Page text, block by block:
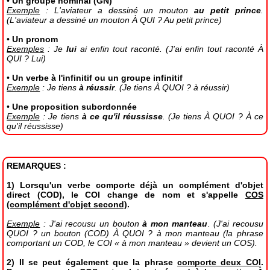
Exemple : L'aviateur a dessiné un moutonau petit prince.
(L'aviateur a dessiné un mouton À QUI ? Au petit prince)
•Un pronom
Exemples : Jelui ai enfin tout raconté. (J'ai enfin tout raconté À
QUI ? Lui)
•Un verbe à l'infinitif ou un groupe infinitif
Exemple : Je tiensà réussir. (Je tiens À QUOI ? à réussir)
•Une proposition subordonnée
Exemple : Je tiens à ce qu'il réussisse . (Je tiens À QUOI ? À ce
qu'il réussisse)
REMARQUES :
1) Lorsqu'un verbe comporte déjà un complément d'objet
direct (COD), le COI change de nom et s'appelle COS
(complément d'objet second).
Exemple : J'ai recousu un boutonà mon manteau . (J'ai recousu
QUOI ? un bouton (COD) À QUOI ? à mon manteau (la phrase
comportant un COD, le COI « à mon manteau » devient un COS).
2) Il se peut également que la phrasecomporte deux COI.